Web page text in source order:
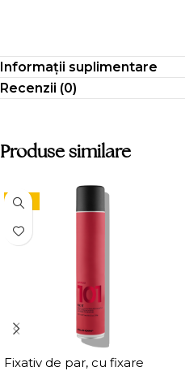
Informații suplimentare
Recenzii (0)
Produse similare
-15%
Fixativ de par, cu fixare